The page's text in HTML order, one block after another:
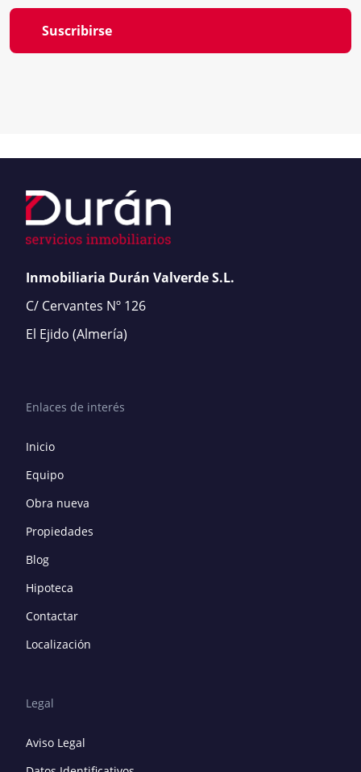
Suscribirse
Inmobiliaria Durán Valverde S.L.
C/ Cervantes Nº 126
El Ejido (Almería)
Enlaces de interés
Inicio
Equipo
Obra nueva
Propiedades
Blog
Hipoteca
Contactar
Localización
Legal
Aviso Legal